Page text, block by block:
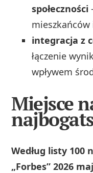
społeczności
integracja z
łączenie
wpływem
Miejsce
Według listy 100
„Forbes” 2026